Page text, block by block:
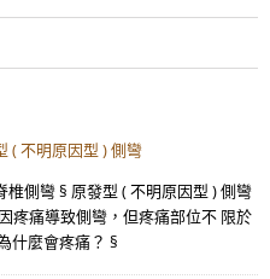
( 不明原因型 ) 側彎
側彎 § 原發型 ( 不明原因型 ) 側彎
疼痛導致側彎，但疼痛部位不 限於
什麼會疼痛？ §